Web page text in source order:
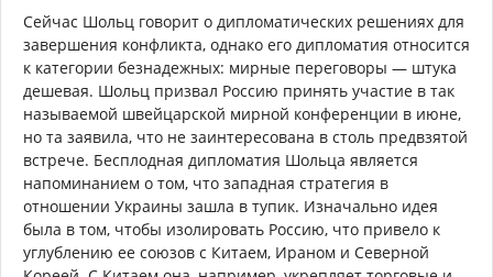
Сейчас Шольц говорит о дипломатических решениях для
завершения конфликта, однако его дипломатия относится
к категории безнадежных: мирные переговоры — штука
дешевая. Шольц призвал Россию принять участие в так
называемой швейцарской мирной конференции в июне,
но та заявила, что не заинтересована в столь предвзятой
встрече. Бесплодная дипломатия Шольца является
напоминанием о том, что западная стратегия в
отношении Украины зашла в тупик. Изначально идея
была в том, чтобы изолировать Россию, что привело к
углублению ее союзов с Китаем, Ираном и Северной